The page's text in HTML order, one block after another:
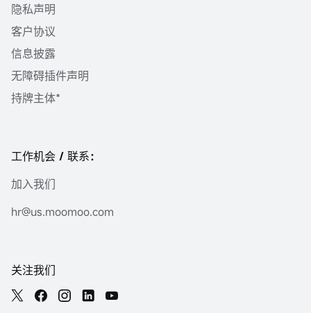
隐私声明
客户协议
信息披露
无障碍插件声明
持牌主体*
工作机会 / 联系：
加入我们
hr@us.moomoo.com
关注我们